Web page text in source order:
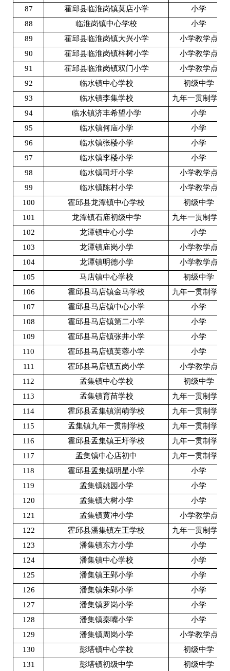
87 霍邱县临淮岗镇莫店小学
小学
88
临淮岗镇中心学校
小学
89
霍邱县临淮岗镇大兴小学
小学教学点
90
霍邱县临淮岗镇梓树小学
小学教学点
91
霍邱县临淮岗镇双门小学
小学教学点
92
临水镇中心学校
初级中学
93
临水镇李集学校
九年一贯制学校
94
临水镇济丰希望小学
小学
95
临水镇何庙小学
小学
96
临水镇张楼小学
小学
97
临水镇李楼小学
小学
98
临水镇司圩小学
小学教学点
99
临水镇陈村小学
小学教学点
100
霍邱县龙潭镇中心学校
初级中学
101
龙潭镇石庙初级中学
九年一贯制学校
102
龙潭镇中心小学
小学
103
龙潭镇庙岗小学
小学教学点
104
龙潭镇明德小学
小学教学点
105
马店镇中心学校
初级中学
106
霍邱县马店镇金马学校
九年一贯制学校
107
霍邱县马店镇中心小学
小学
108
霍邱县马店镇第二小学
小学
109
霍邱县马店镇张井小学
小学
110
霍邱县马店镇芙蓉小学
小学
111
霍邱县马店镇五岗小学
小学教学点
112
孟集镇中心学校
初级中学
113
孟集镇育苗学校
九年一贯制学校
114
霍邱县孟集镇润萌学校
九年一贯制学校
115
孟集镇九年一贯制学校
九年一贯制学校
116
霍邱县孟集镇王圩学校
九年一贯制学校
117
孟集镇中心店初中
九年一贯制学校
118
霍邱县孟集镇明星小学
小学
119
孟集镇姚园小学
小学
120
孟集镇大树小学
小学
121
孟集镇黄冲小学
小学教学点
122
霍邱县潘集镇左王学校
九年一贯制学校
123
潘集镇东方小学
小学
124
潘集镇中心学校
小学
125
潘集镇王郢小学
小学
126
潘集镇朱郢小学
小学
127
潘集镇罗岗小学
小学
128
潘集镇秦嘴小学
小学
129
潘集镇周岗小学
小学教学点
130
彭塔镇中心学校
初级中学
131
彭塔镇初级中学
初级中学